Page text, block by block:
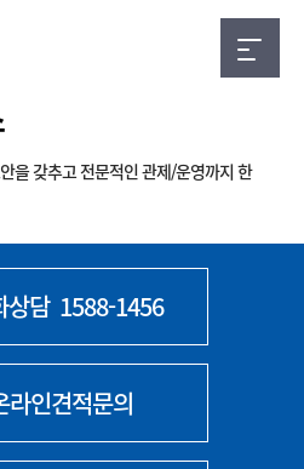
을 갖추고 전문적인 관제/운영까지 한
상담 1588-1456
라인견적문의